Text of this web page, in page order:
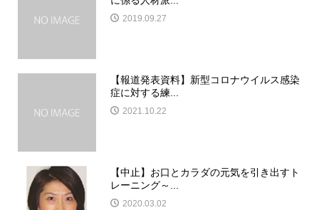
2019.09.27
【報道発表資料】新型コロナウイルス感染
症に対する練...
2021.10.22
【中止】お口とカラダの元気を引き出すト
レーニング～...
2020.03.02